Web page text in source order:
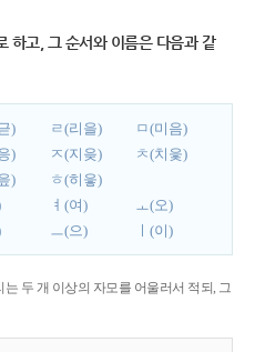
하고, 그 순서와 이름은 다음과 같
) ㄹ(리을)
ㅁ(미음)
) ㅈ(지읒)
ㅊ(치읓)
)
ㅎ(히읗)
ㅕ(여)
ㅗ(오)
ㅡ(으) ㅣ(이)
두 개 이상의 자모를 어울러서 적되, 그